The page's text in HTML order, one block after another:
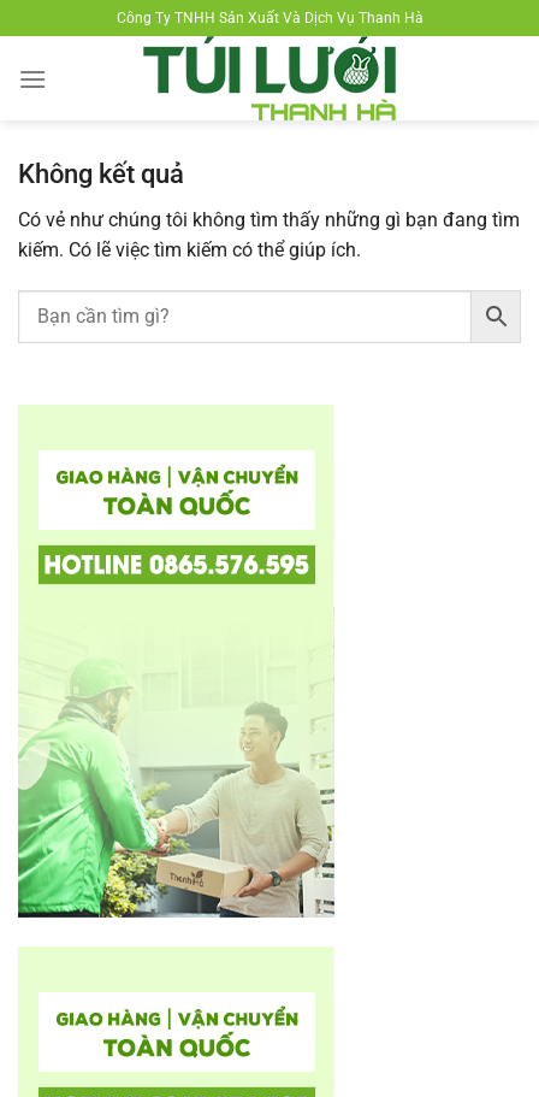
đến
nội
Công Ty TNHH Sản Xuất Và Dịch Vụ Thanh Hà
Không kết quả
Có vẻ như chúng tôi không tìm thấy những gì bạn đang tìm
kiếm. Có lẽ việc tìm kiếm có thể giúp ích.